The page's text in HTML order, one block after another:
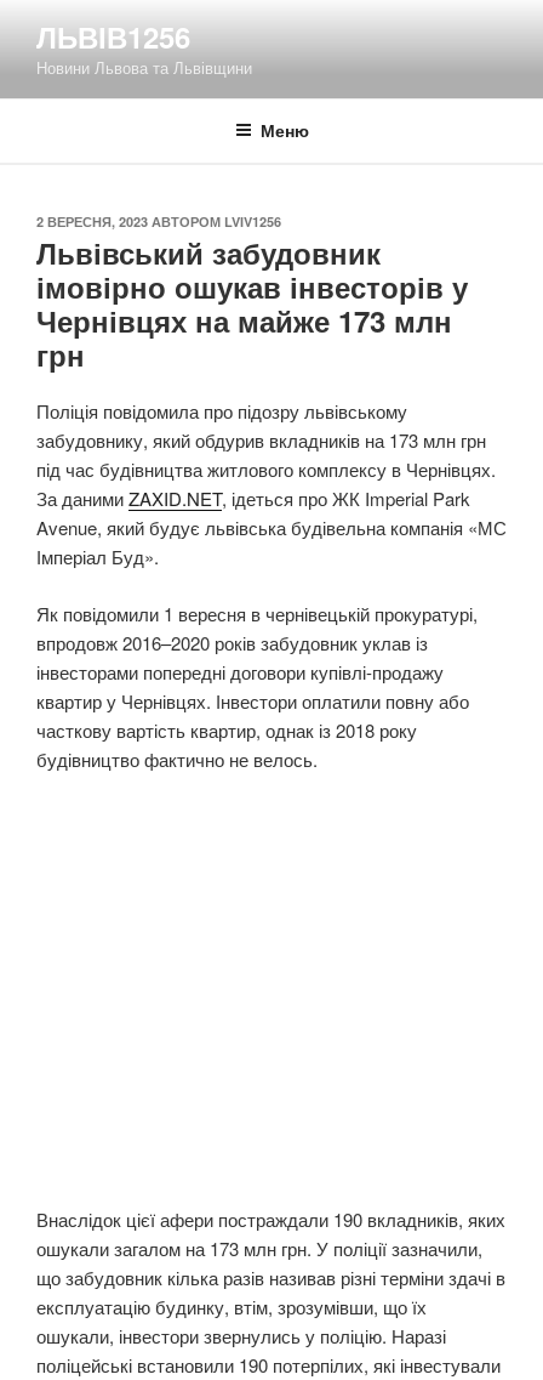
вмісту
ЛЬВІВ1256
Новини Львова та Львівщини
Меню
ОПУБЛІКОВАНО
2 ВЕРЕСНЯ, 2023 АВТОРОМ LVIV1256
Львівський забудовник
імовірно ошукав інвесторів у
Чернівцях на майже 173 млн
грн
Поліція повідомила про підозру львівському
забудовнику, який обдурив вкладників на 173 млн грн
під час будівництва житлового комплексу в Чернівцях.
За данимиZAXID.NET, ідеться про ЖК Imperial Park
Avenue, який будує львівська будівельна компанія «МС
Імперіал Буд».
Як повідомили 1 вересня в чернівецькій прокуратурі,
впродовж 2016–2020 років забудовник уклав із
інвесторами попередні договори купівлі-продажу
квартир у Чернівцях. Інвестори оплатили повну або
часткову вартість квартир, однак із 2018 року
будівництво фактично не велось.
Внаслідок цієї афери постраждали 190 вкладників, яких
ошукали загалом на 173 млн грн. У поліції зазначили,
що забудовник кілька разів називав різні терміни здачі в
експлуатацію будинку, втім, зрозумівши, що їх
ошукали, інвестори звернулись у поліцію. Наразі
поліцейські встановили 190 потерпілих, які інвестували